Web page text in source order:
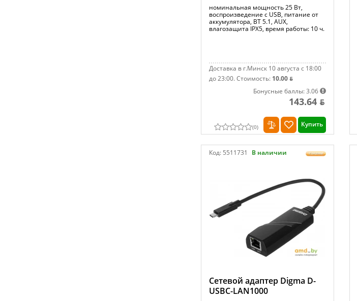
номинальная мощность 25 Вт,
воспроизведение с USB, питание от
аккумулятора, BT 5.1, AUX,
влагозащита IPX5, время работы: 10 ч.
Доставка в г.Минск 10 августа с 18:00
до 23:00.Стоимость: 10.00 ƃ
Бонусные баллы: 3.06
143.64 ƃ
(0) Купить
Код: 5511731 В наличии
Сетевой адаптер Digma D-
USBC-LAN1000